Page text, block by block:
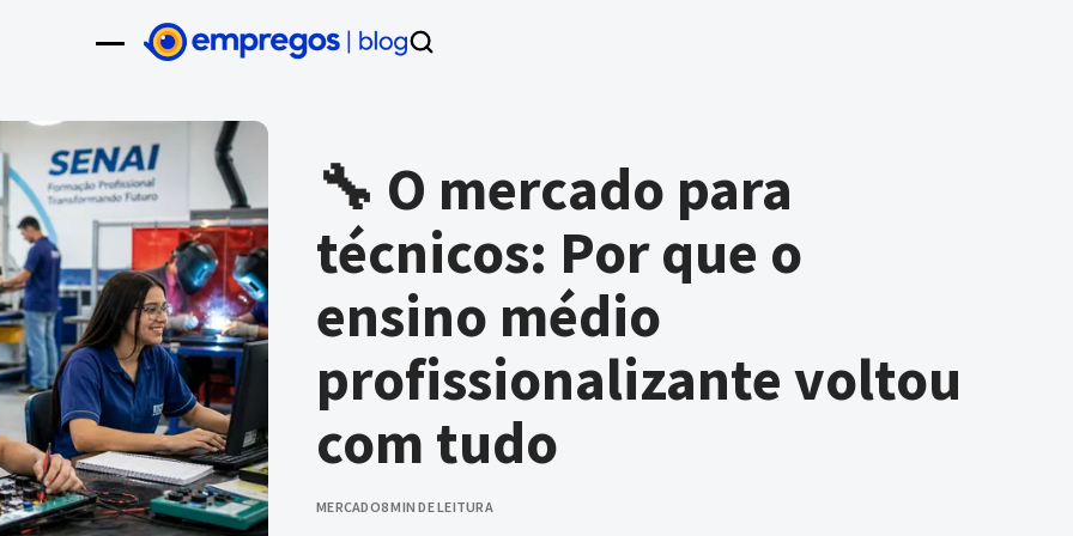
🔧 O mercado para
técnicos: Por que o
ensino médio
profissionalizante voltou
com tudo
MERCADO8 MIN DE LEITURA